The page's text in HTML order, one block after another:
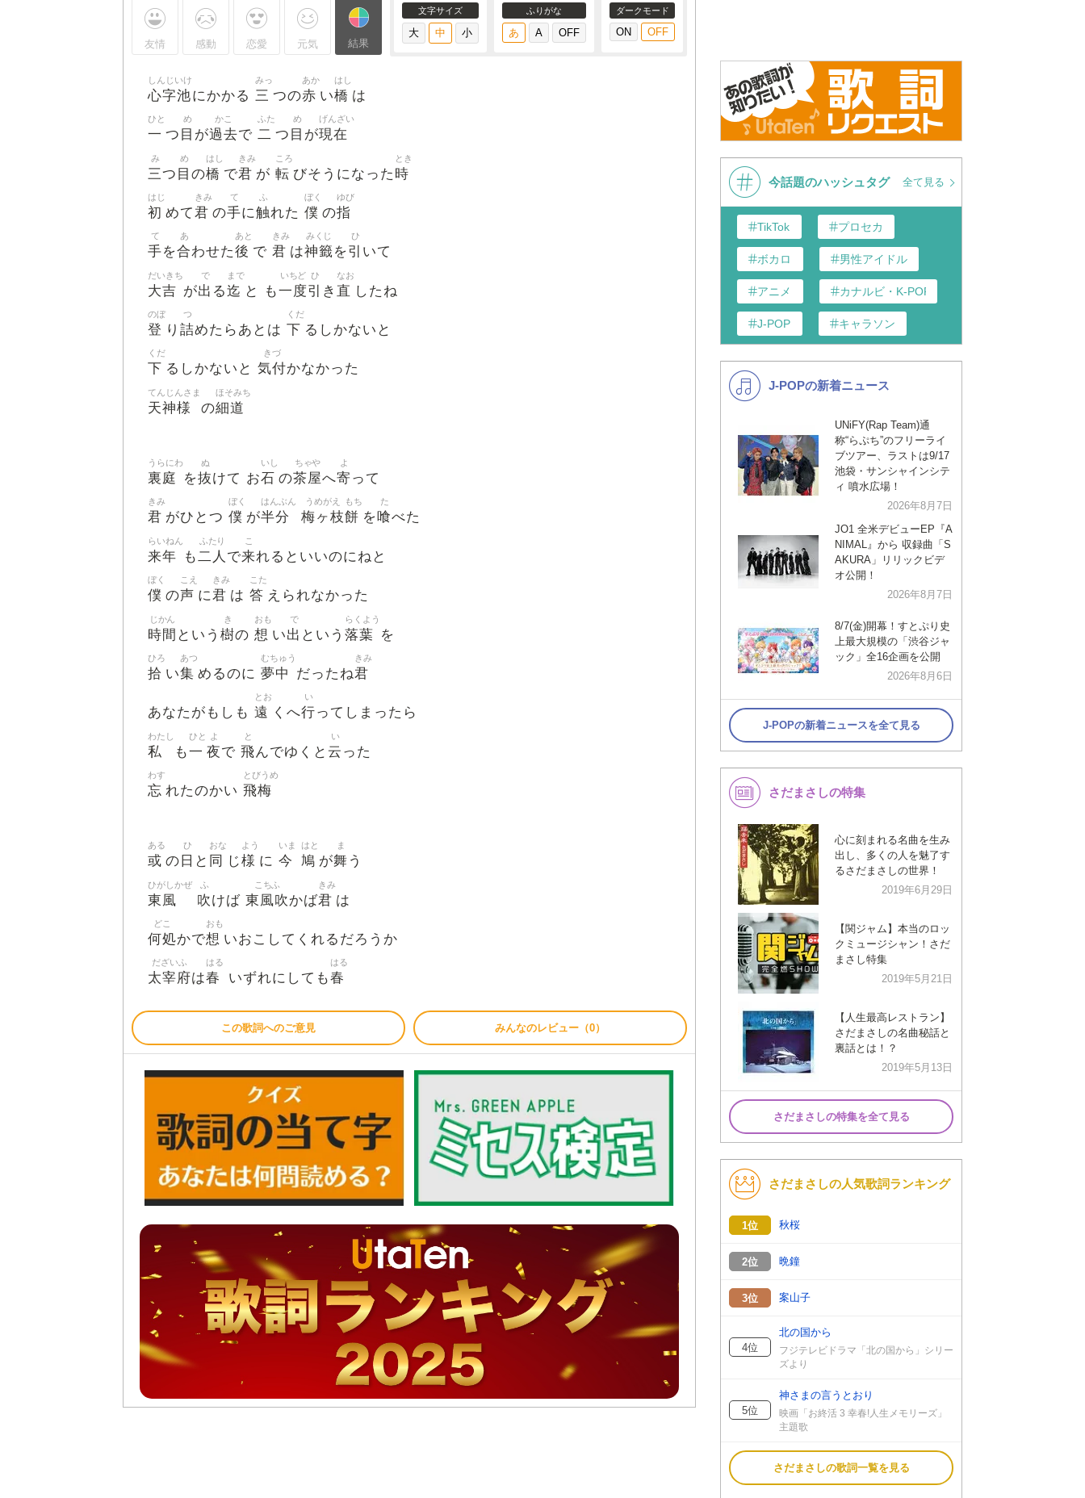
友情 感動 恋愛 元気 結果
文字サイズ ふりがな ダークモード
心字池
しんじいけ
にかかる 三
みっ
つの赤
あか
い橋
はし
は
一
ひと
つ 目
め
が過去
かこ
で 二
ふた
つ 目
め
が現在
げんざい
三
み
つ 目
め
の橋
はし
で君
きみ
が 転
ころ
びそうになった 時
とき
初
はじ
めて君
きみ
の手
て
に触
ふ
れた 僕
ぼく
の指
ゆび
手
て
を合
あ
わせた後
あと
で 君
きみ
は神籤
みくじ
を引
ひ
いて
大吉
だいきち
が出
で
る迄
まで
と も一度
いちど
引
ひ
き 直
なお
したね
登
のぼ
り 詰
つ
めたらあとは 下
くだ
るしかないと
下
くだ
るしかないと 気付
きづ
かなかった
天神様
てんじんさま
の細道
ほそみち
裏庭
うらにわ
を抜
ぬ
けて お石
いし
の茶屋
ちゃや
へ寄
よ
って
君
きみ
がひとつ 僕
ぼく
が半分
はんぶん
梅ヶ枝
うめがえ
餅
もち
を喰
た
べた
来年
らいねん
も二人
ふたり
で来
こ
れるといいのにねと
僕
ぼく
の声
こえ
に君
きみ
は 答
こた
えられなかった
時間
じかん
という 樹
き
の 想
おも
い出
で
という 落葉
らくよう
を
拾
ひろ
い集
あつ
めるのに 夢中
むちゅう
だったね君
きみ
あなたがもしも 遠
とお
くへ行
い
ってしまったら
私
わたし
も一
ひと
夜
よ
で 飛
と
んでゆくと 云
い
った
忘
わす
れたのかい 飛梅
とびうめ
或
ある
の 日
ひ
と 同
おな
じ様
よう
に 今
いま
鳩
はと
が舞
ま
う
東風
ひがしかぜ
吹
ふ
けば 東風吹
こちふ
かば君
きみ
は
何処
どこ
かで想
おも
いおこしてくれるだろうか
太宰府
だざいふ
は春
はる
いずれにしても春
はる
この歌詞へのご意見 みんなのレビュー（0）
今話題のハッシュタグ 全て見る
TikTok プロセカ
ボカロ 男性アイドル
アニメ カナルビ・K-POP和訳
J-POP キャラソン
K-POP 演歌・歌謡
洋楽
VTuber ディズニー
J-POPの新着ニュース
UNiFY(Rap Team)通
称“らぷち”のフリーライ
ブツアー、ラストは9/17
池袋・サンシャインシテ
ィ 噴水広場！
2026年8月7日
JO1 全米デビューEP『A
NIMAL』から 収録曲「S
AKURA」リリックビデ
オ公開！
2026年8月7日
8/7(金)開幕！すとぷり史
上最大規模の「渋谷ジャ
ック」全16企画を公開
2026年8月6日
J-POPの新着ニュースを全て見る
さだまさしの特集
心に刻まれる名曲を生み
出し、多くの人を魅了す
るさだまさしの世界！
2019年6月29日
【関ジャム】本当のロッ
クミュージシャン！さだ
まさし特集
2019年5月21日
【人生最高レストラン】
さだまさしの名曲秘話と
裏話とは！？
2019年5月13日
さだまさしの特集を全て見る
さだまさしの人気歌詞ランキング
1位 秋桜
2位 晩鐘
3位 案山子
4位
北の国から
フジテレビドラマ「北の国から」シリー
ズより
5位
神さまの言うとおり
映画「お終活 3 幸春!人生メモリーズ」
主題歌
さだまさしの歌詞一覧を見る